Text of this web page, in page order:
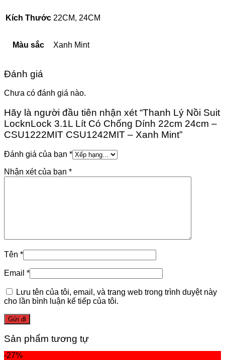
Kích Thước 22CM, 24CM
Màu sắc Xanh Mint
Đánh giá
Chưa có đánh giá nào.
Hãy là người đầu tiên nhận xét “Thanh Lý Nồi Suit
LocknLock 3.1L Lít Có Chống Dính 22cm 24cm –
CSU1222MIT CSU1242MIT – Xanh Mint”
Đánh giá của bạn *
Nhận xét của bạn *
Tên *
Email *
Lưu tên của tôi, email, và trang web trong trình duyệt này
cho lần bình luận kế tiếp của tôi.
Sản phẩm tương tự
-27%